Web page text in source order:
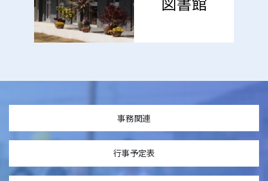
事務関連
行事予定表